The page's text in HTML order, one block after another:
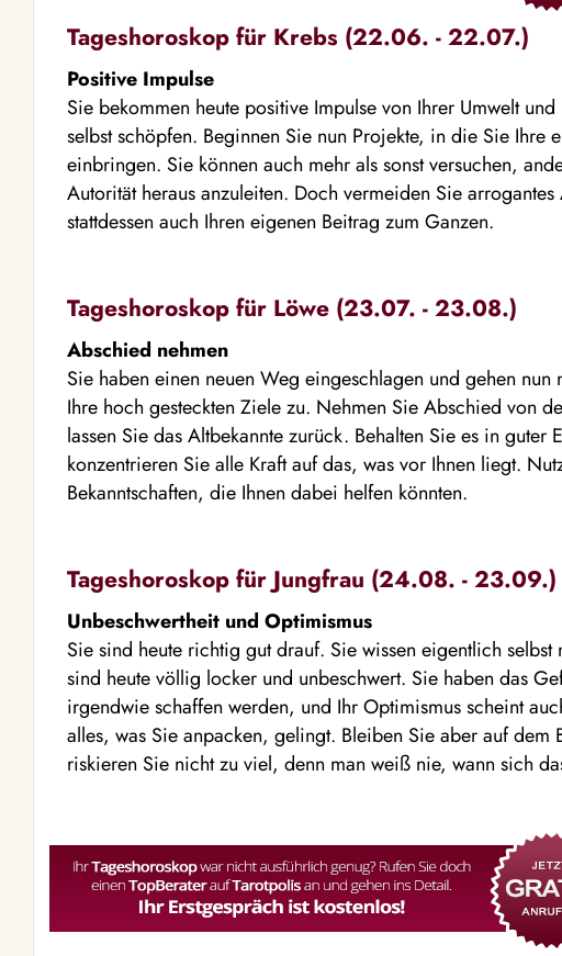
Tageshoroskop für Krebs (22.06. - 22.07.)
Positive Impulse
Sie bekommen heute positive Impulse von Ihrer Umwelt
selbst schöpfen. Beginnen Sie nun Projekte, in die Sie Ihre
einbringen. Sie können auch mehr als sonst versuchen,
Autorität heraus anzuleiten. Doch vermeiden Sie
stattdessen auch Ihren eigenen Beitrag zum Ganzen.
Tageshoroskop für Löwe (23.07. - 23.08.)
Abschied nehmen
Sie haben einen neuen Weg eingeschlagen und gehen nun
Ihre hoch gesteckten Ziele zu. Nehmen Sie Abschied von
lassen Sie das Altbekannte zurück. Behalten Sie es in guter
konzentrieren Sie alle Kraft auf das, was vor Ihnen liegt.
Bekanntschaften, die Ihnen dabei helfen könnten.
Tageshoroskop für Jungfrau (24.08. - 23.09.)
Unbeschwertheit und Optimismus
Sie sind heute richtig gut drauf. Sie wissen eigentlich
sind heute völlig locker und unbeschwert. Sie haben das
irgendwie schaffen werden, und Ihr Optimismus scheint
alles, was Sie anpacken, gelingt. Bleiben Sie aber auf dem
riskieren Sie nicht zu viel, denn man weiß nie, wann sich